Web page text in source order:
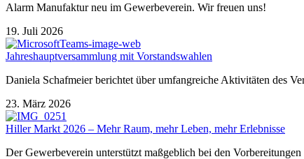
Alarm Manufaktur neu im Gewerbeverein. Wir freuen uns!
19. Juli 2026
Jahreshauptversammlung mit Vorstandswahlen
Daniela Schafmeier berichtet über umfangreiche Aktivitäten des
23. März 2026
Hiller Markt 2026 – Mehr Raum, mehr Leben, mehr Erlebnisse
Der Gewerbeverein unterstützt maßgeblich bei den